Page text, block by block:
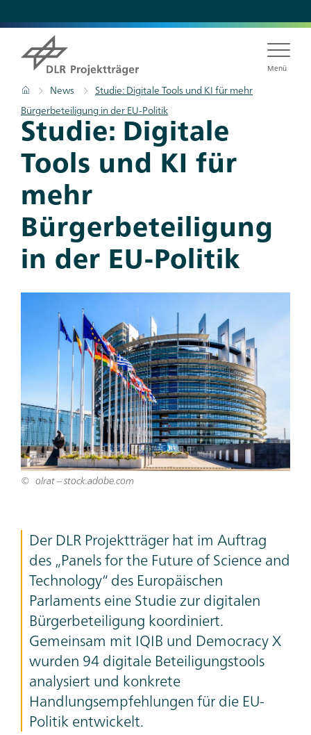
zum
Inhalt
Menü
Pfadnavigation
Startseite
News
Studie: Digitale Tools und KI für mehr
Bürgerbeteiligung in der EU-Politik
Titel
Studie: Digitale
Tools und KI für
mehr
Bürgerbeteiligung
in der EU-Politik
Teaser
olrat – stock.adobe.com
Teaser
Text
Der DLR Projektträger hat im Auftrag
des „Panels for the Future of Science and
Technology“ des Europäischen
Parlaments eine Studie zur digitalen
Bürgerbeteiligung koordiniert.
Gemeinsam mit IQIB und DemocracyX
wurden 94 digitale Beteiligungstools
analysiert und konkrete
Handlungsempfehlungen für die EU-
Politik entwickelt.